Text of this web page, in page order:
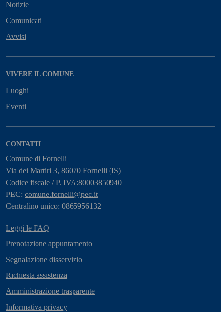
Notizie
Comunicati
Avvisi
VIVERE IL COMUNE
Luoghi
Eventi
CONTATTI
Comune di Fornelli
Via dei Martiri 3, 86070 Fornelli (IS)
Codice fiscale / P. IVA:80003850940
PEC: comune.fornelli@pec.it
Centralino unico: 0865956132
Leggi le FAQ
Prenotazione appuntamento
Segnalazione disservizio
Richiesta assistenza
Amministrazione trasparente
Informativa privacy